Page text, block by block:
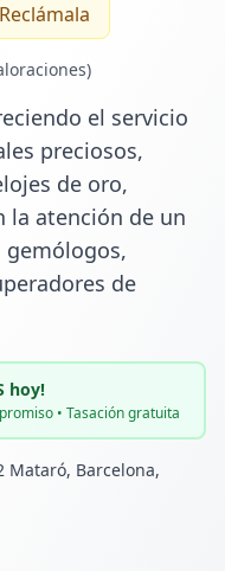
el servicio
preciosos,
de oro,
la atención de un
gemólogos,
de
hoy!
• Tasación gratuita
Mataró, Barcelona,